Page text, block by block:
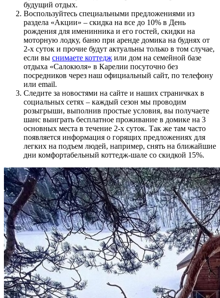
будущий отдых.
Воспользуйтесь специальными предложениями из
раздела «Акции» – скидка на все до 10% в День
рождения для именинника и его гостей, скидки на
моторную лодку, баню при аренде домика на буднях от
2-х суток и прочие будут актуальны только в том случае,
если вы снимаете коттедж или дом на семейной базе
отдыха «Салокюля» в Карелии посуточно без
посредников через наш официальный сайт, по телефону
или email.
Следите за новостями на сайте и наших страничках в
социальных сетях – каждый сезон мы проводим
розыгрыши, выполнив простые условия, вы получаете
шанс выиграть бесплатное проживание в домике на 3
основных места в течение 2-х суток. Так же там часто
появляется информация о горящих предложениях для
легких на подъем людей, например, снять на ближайшие
дни комфортабельный коттедж-шале со скидкой 15%.